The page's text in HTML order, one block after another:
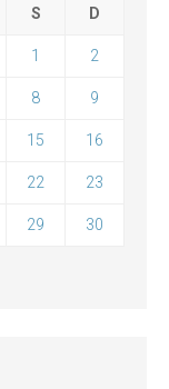
S D
1 2
8 9
15 16
22 23
29 30